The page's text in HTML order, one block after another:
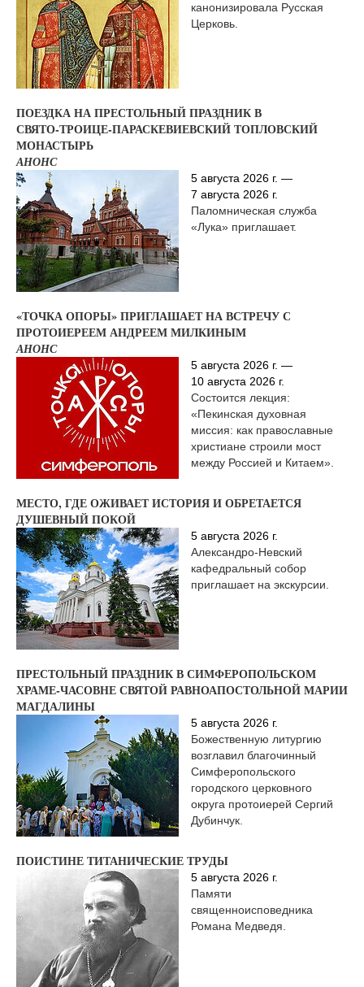
канонизировала Русская
Церковь.
ПОЕЗДКА НА ПРЕСТОЛЬНЫЙ ПРАЗДНИК В
СВЯТО‑ТРОИЦЕ‑ПАРАСКЕВИЕВСКИЙ ТОПЛОВСКИЙ
МОНАСТЫРЬ
АНОНС
5 августа 2026 г. —
7 августа 2026 г.
Паломническая служба
«Лука» приглашает.
«ТОЧКА ОПОРЫ» ПРИГЛАШАЕТ НА ВСТРЕЧУ С
ПРОТОИЕРЕЕМ АНДРЕЕМ МИЛКИНЫМ
АНОНС
5 августа 2026 г. —
10 августа 2026 г.
Состоится лекция:
«Пекинская духовная
миссия: как православные
христиане строили мост
между Россией и Китаем».
МЕСТО, ГДЕ ОЖИВАЕТ ИСТОРИЯ И ОБРЕТАЕТСЯ
ДУШЕВНЫЙ ПОКОЙ
5 августа 2026 г.
Александро-Невский
кафедральный собор
приглашает на экскурсии.
ПРЕСТОЛЬНЫЙ ПРАЗДНИК В СИМФЕРОПОЛЬСКОМ
ХРАМЕ‑ЧАСОВНЕ СВЯТОЙ РАВНОАПОСТОЛЬНОЙ МАРИИ
МАГДАЛИНЫ
5 августа 2026 г.
Божественную литургию
возглавил благочинный
Симферопольского
городского церковного
округа протоиерей Сергий
Дубинчук.
ПОИСТИНЕ ТИТАНИЧЕСКИЕ ТРУДЫ
5 августа 2026 г.
Памяти
священноисповедника
Романа Медведя.